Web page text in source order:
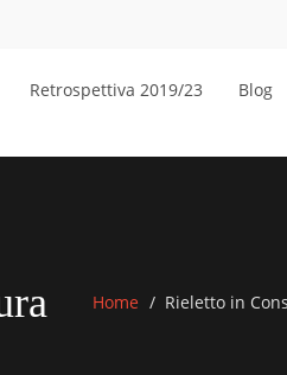
Retrospettiva 2019/23 Blog
Home Rieletto in